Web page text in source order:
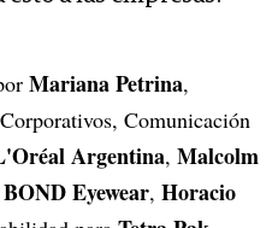
Mariana Petrina,
Comunicación
Argentina, Malcolm
BOND Eyewear, Horacio